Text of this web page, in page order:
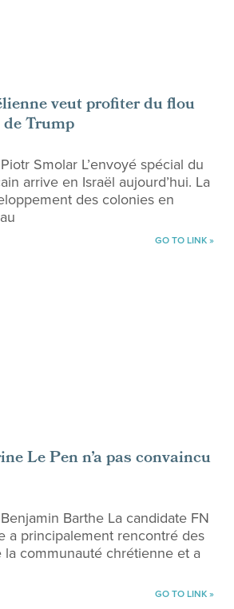
veut profiter du flou
Trump
Smolar L’envoyé spécial du
arrive en Israël aujourd’hui. La
des colonies en
GO TO LINK »
Le Pen n’a pas convaincu
Barthe La candidate FN
a principalement rencontré des
la communauté chrétienne et a
GO TO LINK »